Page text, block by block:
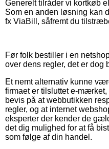
Generelt tilråder vi kortkøb
Som en anden løsning kan
fx ViaBill, såfremt du
Før folk bestiller i en
over dens regler, det er
Et nemt alternativ kunne
firmaet er tilsluttet e-
bevis på at webbutikken
regler, og at internet
eksperter der kender de
det dig mulighed for at få
som følge af din handel.